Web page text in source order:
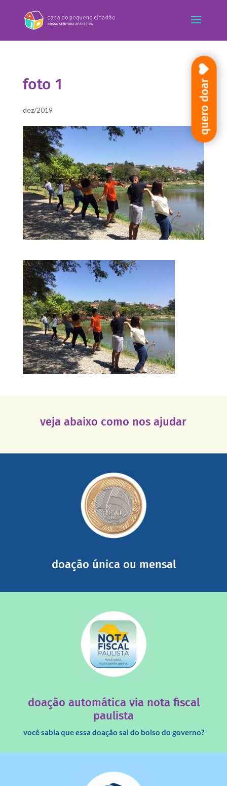
foto 1
dez/2019
veja abaixo como nos ajudar
doação única ou mensal
mail mostrando tudo o que fizemos com a sua ajuda
somada a de outras pessoas.
saiba mais
doação automática via nota fiscal
paulista
você sabia que essa doação sai do bolso do governo?
saiba mais
quero doar